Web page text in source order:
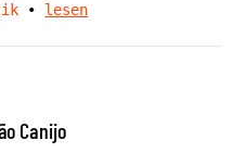
• lesen
Canijo